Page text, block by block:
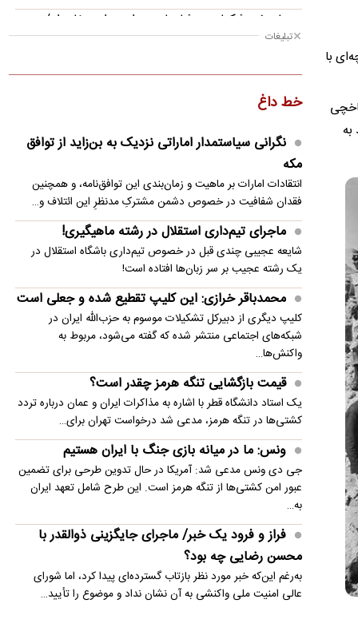
با
چاناخچی
به
پاسخ پزشکیان به شایعات پیرامون استعفای او/
مسئله‌ این نیست
سفر رئیس دستگاه اطلاعاتی عربستان به عراق
پزشکیان: برای همیشه که نمی‌توان جنگید/ بالاخره
باید آن را در نقطه‌ای به پایان رساند
ماجرای تیم‌داری استقلال در رشته ماهیگیری!
نتایج نهایی آزمون دکتری سال ۱۴۰۵ چه زمانی اعلام
می شود؟
آتش‌سوزی غرفه اسباب‌بازی در «لونا پارک» شیراز
سخنگوی ارتش: نظم ایرانی حاکم بر تنگه هرمز
غیرقابل بازگشت است
تبلیغات
خط داغ
نگرانی سیاستمدار اماراتی نزدیک به بن‌زاید از توافق
مکه
انتقادات امارات بر ماهیت و زمان‌بندی این توافق‌نامه، و همچنین
فقدان شفافیت در خصوص دشمن مشترکِ مدنظرِ این ائتلاف و…
ماجرای تیم‌داری استقلال در رشته ماهیگیری!
شایعه عجیبی چندی قبل در خصوص تیم‌داری باشگاه استقلال در
یک رشته عجیب بر سر زبان‌ها افتاده است!
محمدباقر خرازی: این کلیپ تقطیع شده و جعلی است
کلیپ دیگری از دبیرکل تشکیلات موسوم به حزب‌الله ایران در
شبکه‌های اجتماعی منتشر شده که گفته می‌شود، مربوط به
واکنش‌ها…
قیمت بازگشایی تنگه هرمز چقدر است؟
یک استاد دانشگاه قطر با اشاره به مذاکرات ایران و عمان درباره تردد
کشتی‌ها در تنگه هرمز، مدعی شد درخواست تهران برای…
ونس: ما در میانه بازی جنگ با ایران هستیم
جی دی ونس مدعی شد: آمریکا در حال تدوین طرحی برای تضمین
عبور امن کشتی‌ها از تنگه هرمز است. این طرح شامل تعهد ایران
به…
فراز و فرود یک خبر/ ماجرای جایگزینی ذوالقدر با
محسن رضایی چه بود؟
به‌رغم این‌که خبر مورد نظر بازتاب گسترده‌ای پیدا کرد، اما شورای
عالی امنیت ملی واکنشی به آن نشان نداد و موضوع را تأیید…